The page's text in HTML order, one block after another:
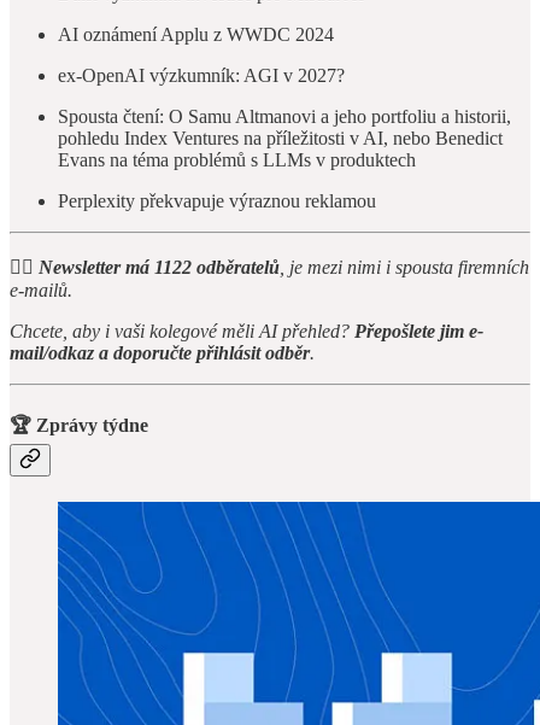
AI oznámení Applu z WWDC 2024
ex-OpenAI výzkumník: AGI v 2027?
Spousta čtení: O Samu Altmanovi a jeho portfoliu a historii,
pohledu Index Ventures na příležitosti v AI, nebo Benedict
Evans na téma problémů s LLMs v produktech
Perplexity překvapuje výraznou reklamou
🙋‍♂️ Newsletter má 1122 odběratelů , je mezi nimi i spousta firemních
e-mailů.
Chcete, aby i vaši kolegové měli AI přehled? Přepošlete jim e-
mail/odkaz a doporučte přihlásit odběr.
🏆 Zprávy týdne